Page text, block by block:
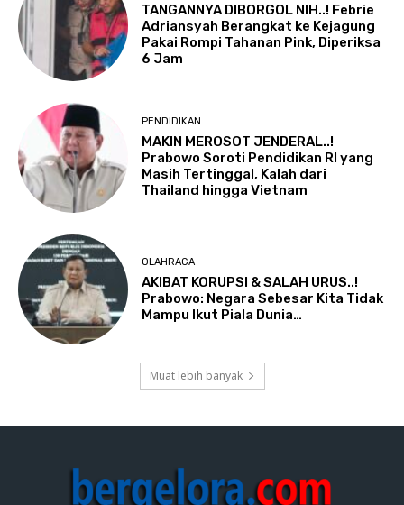
TANGANNYA DIBORGOL NIH..! Febrie
Adriansyah Berangkat ke Kejagung
Pakai Rompi Tahanan Pink, Diperiksa
6 Jam
PENDIDIKAN
MAKIN MEROSOT JENDERAL..!
Prabowo Soroti Pendidikan RI yang
Masih Tertinggal, Kalah dari
Thailand hingga Vietnam
OLAHRAGA
AKIBAT KORUPSI & SALAH URUS..!
Prabowo: Negara Sebesar Kita Tidak
Mampu Ikut Piala Dunia…
Muat lebih banyak